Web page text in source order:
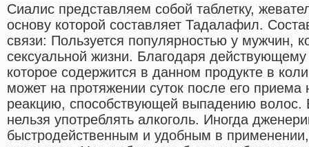
Сиалис представляем собой таблетку,
основу которой составляет Тадалафил.
связи: Пользуется популярностью у мужчин,
сексуальной жизни. Благодаря
которое содержится в данном продукте в
может на протяжении суток после его приема
реакцию, способствующей выпадению
нельзя употреблять алкоголь. Иногда
быстродейственным и удобным в